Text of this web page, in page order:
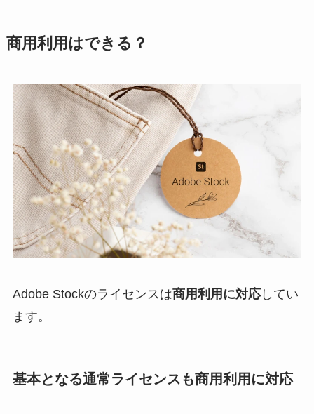
商用利用はできる？
Adobe Stockのライセンスは商用利用に対応してい
ます。
基本となる通常ライセンスも商用利用に対応